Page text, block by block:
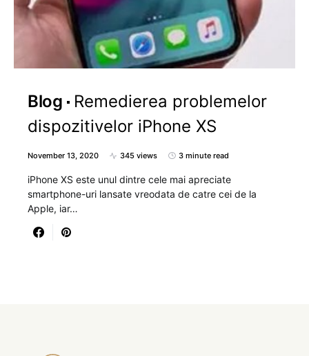
Blog
Remedierea problemelor
dispozitivelor iPhone XS
November 13, 2020 345 views 3 minute read
iPhone XS este unul dintre cele mai apreciate
smartphone-uri lansate vreodata de catre cei de la
Apple, iar…